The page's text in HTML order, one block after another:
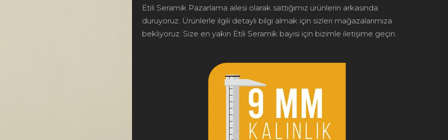
Etili Seramik Pazarlama ailesi olarak sattığımız ürünlerin arkasında
duruyoruz. Ürünlerle ilgili detaylı bilgi almak için sizleri mağazalarımıza
bekliyoruz. Size en yakın Etili Seramik bayisi için bizimle iletişime geçin.